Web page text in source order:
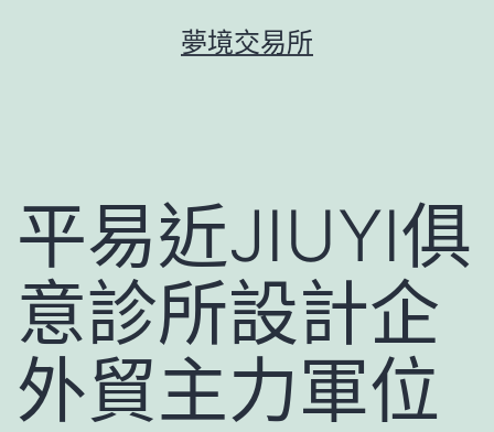
夢境交易所
平易近JIUYI俱
意診所設計企
外貿主力軍位